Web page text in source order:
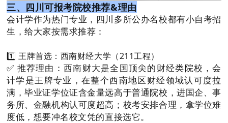
三、四川可报考院校推荐&理由
会计学作为热门专业，四川多所公办名校都有小自考招
生，给大家按需求推荐：
1️⃣ 王牌首选：西南财经大学（211工程）
✅ 推荐理由：西南财大是全国顶尖的财经类院校，会
计学是王牌专业，在整个西南地区财经领域认可度拉
满，毕业证学位证含金量远高于普通院校，进国企、事
务所、金融机构认可度超高；校考安排合理，拿学位难
度低，想要冲名校文凭的直接选它。